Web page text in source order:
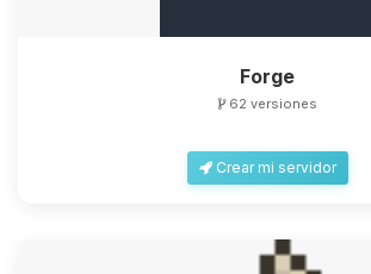
Forge
62 versiones
Crear mi servidor